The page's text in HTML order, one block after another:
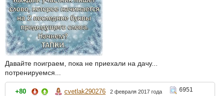
Давайте поиграем, пока не приехали на дачу...
потренируемся...
+80 cvetlak290276 2 февраля 2017 года
6951